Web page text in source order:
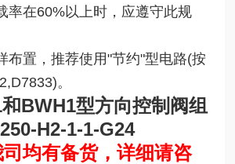
率在60%以上时，应遵守此规
布置，推荐使用"节约"型电路(按
。
BWH1型方向控制阀组
H2-1-1-G24
均有备货，详细请咨